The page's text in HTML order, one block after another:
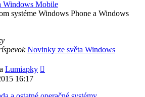
Windows Mobile
systéme Windows Phone a Windows
Novinky ze světa Windows
Lumiapky
16:17